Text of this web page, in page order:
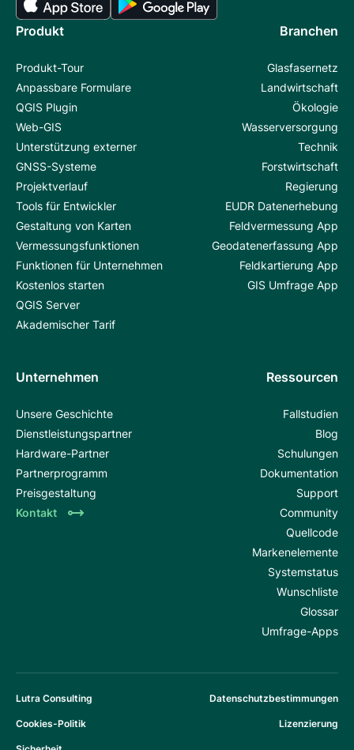
Produkt
Produkt-Tour
Anpassbare Formulare
QGIS Plugin
Web-GIS
Unterstützung externer
GNSS-Systeme
Projektverlauf
Tools für Entwickler
Gestaltung von Karten
Vermessungsfunktionen
Funktionen für Unternehmen
Kostenlos starten
QGIS Server
Akademischer Tarif
Branchen
Glasfasernetz
Landwirtschaft
Ökologie
Wasserversorgung
Technik
Forstwirtschaft
Regierung
EUDR Datenerhebung
Feldvermessung App
Geodatenerfassung App
Feldkartierung App
GIS Umfrage App
Unternehmen
Unsere Geschichte
Dienstleistungspartner
Hardware-Partner
Partnerprogramm
Preisgestaltung
Kontakt
Ressourcen
Fallstudien
Blog
Schulungen
Dokumentation
Support
Community
Quellcode
Markenelemente
Systemstatus
Wunschliste
Glossar
Umfrage-Apps
Lutra Consulting Datenschutzbestimmungen
Cookies-Politik Lizenzierung